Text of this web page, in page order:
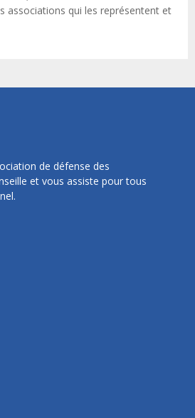
associations qui les représentent et
de défense des
et vous assiste pour tous